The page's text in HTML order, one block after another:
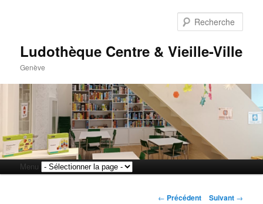
Ludothèque Centre & Vieille-Ville
Genève
principal
Aller
Aller
Navigation
← Précédent Suivant →